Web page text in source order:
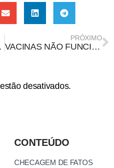
PRÓXIMO
VACINAS NÃO FUNCIONAM COM A VARIANTE ÔMICRON, UMA VEZ QUE SÃO FEITAS A PARTIR DO VÍRUS ORIGINAL?
desativados.
CONTEÚDO
CHECAGEM DE FATOS